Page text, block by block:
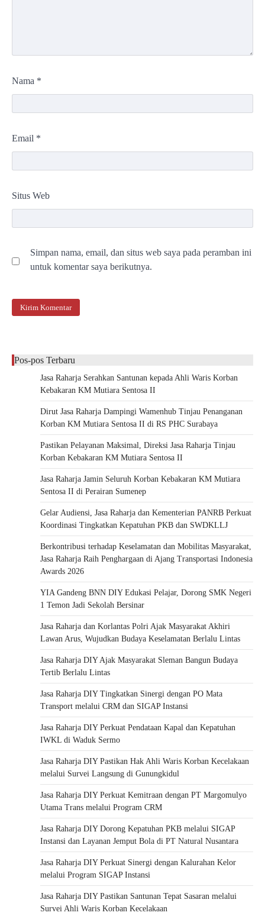
Nama *
Email *
Situs Web
Simpan nama, email, dan situs web saya pada peramban ini
untuk komentar saya berikutnya.
Pos-pos Terbaru
Jasa Raharja Serahkan Santunan kepada Ahli Waris Korban
Kebakaran KM Mutiara Sentosa II
Dirut Jasa Raharja Dampingi Wamenhub Tinjau Penanganan
Korban KM Mutiara Sentosa II di RS PHC Surabaya
Pastikan Pelayanan Maksimal, Direksi Jasa Raharja Tinjau
Korban Kebakaran KM Mutiara Sentosa II
Jasa Raharja Jamin Seluruh Korban Kebakaran KM Mutiara
Sentosa II di Perairan Sumenep
Gelar Audiensi, Jasa Raharja dan Kementerian PANRB Perkuat
Koordinasi Tingkatkan Kepatuhan PKB dan SWDKLLJ
Berkontribusi terhadap Keselamatan dan Mobilitas Masyarakat,
Jasa Raharja Raih Penghargaan di Ajang Transportasi Indonesia
Awards 2026
YIA Gandeng BNN DIY Edukasi Pelajar, Dorong SMK Negeri
1 Temon Jadi Sekolah Bersinar
Jasa Raharja dan Korlantas Polri Ajak Masyarakat Akhiri
Lawan Arus, Wujudkan Budaya Keselamatan Berlalu Lintas
Jasa Raharja DIY Ajak Masyarakat Sleman Bangun Budaya
Tertib Berlalu Lintas
Jasa Raharja DIY Tingkatkan Sinergi dengan PO Mata
Transport melalui CRM dan SIGAP Instansi
Jasa Raharja DIY Perkuat Pendataan Kapal dan Kepatuhan
IWKL di Waduk Sermo
Jasa Raharja DIY Pastikan Hak Ahli Waris Korban Kecelakaan
melalui Survei Langsung di Gunungkidul
Jasa Raharja DIY Perkuat Kemitraan dengan PT Margomulyo
Utama Trans melalui Program CRM
Jasa Raharja DIY Dorong Kepatuhan PKB melalui SIGAP
Instansi dan Layanan Jemput Bola di PT Natural Nusantara
Jasa Raharja DIY Perkuat Sinergi dengan Kalurahan Kelor
melalui Program SIGAP Instansi
Jasa Raharja DIY Pastikan Santunan Tepat Sasaran melalui
Survei Ahli Waris Korban Kecelakaan